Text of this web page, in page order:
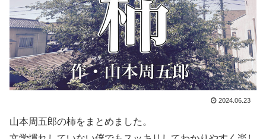
2024.06.23
山本周五郎の柿をまとめました。